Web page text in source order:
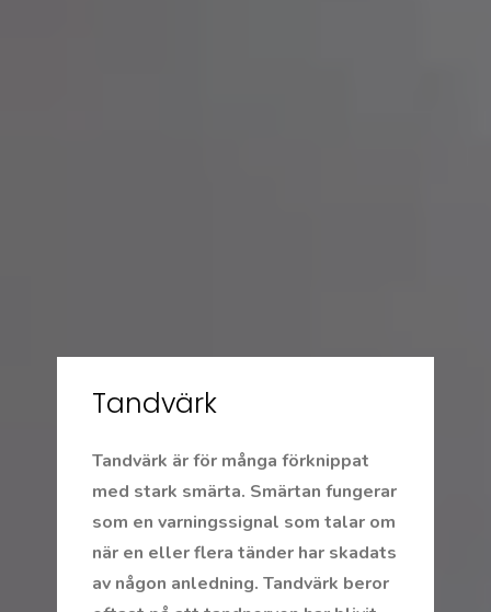
Tandvärk
Tandvärk är för många förknippat
med stark smärta. Smärtan fungerar
som en varningssignal som talar om
när en eller flera tänder har skadats
av någon anledning. Tandvärk beror